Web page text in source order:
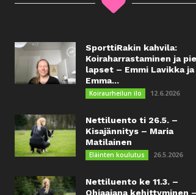
SporttiRakin kahvila:
Koiraharrastaminen ja
lapset – Emmi Lavikka ja
Emma...
Koiraurheilun ilo 12.6.2026
Nettiluento ti 26.5. –
Kisajännitys – Maria
Matilainen
Eläinten koulutus 26.5.2026
Nettiluento ke 11.3. –
Ohjaajana kehittyminen –